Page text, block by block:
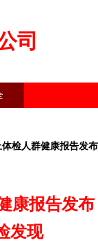
司
检人群健康报告发布
康报告发布
发现